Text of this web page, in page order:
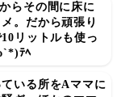
らその間に床に
。だから頑張り
リットルも使っ
ﾃﾍ
いる所をAママに